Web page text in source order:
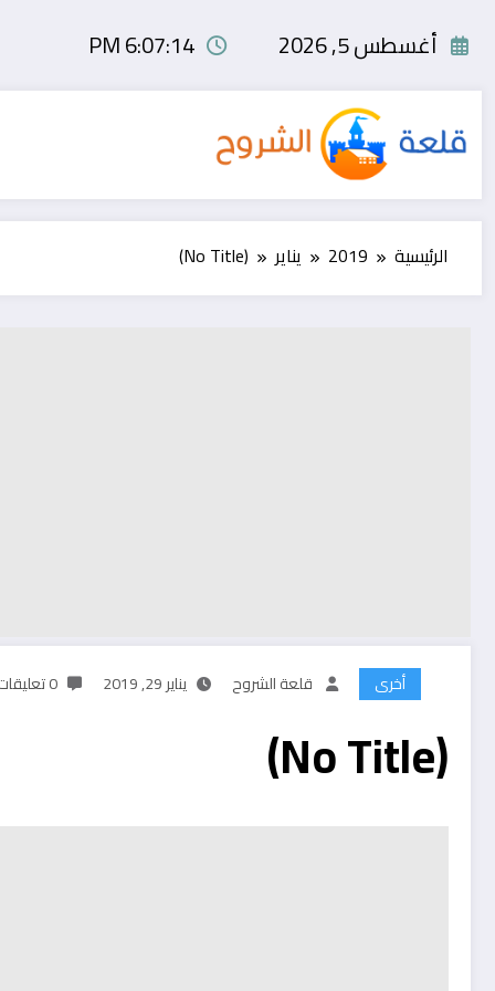
أغسطس 5, 2026 6:07:14 PM
الرئيسية 2019 يناير (No Title)
أخرى قلعة الشروح يناير 29, 2019 0 تعليقات
(No Title)